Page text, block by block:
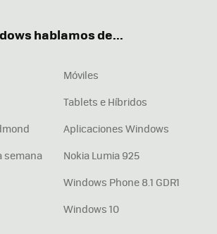
hablamos de...
Móviles
Tablets e Híbridos
Aplicaciones Windows
semana
Nokia Lumia 925
Windows Phone 8.1 GDR1
Windows 10